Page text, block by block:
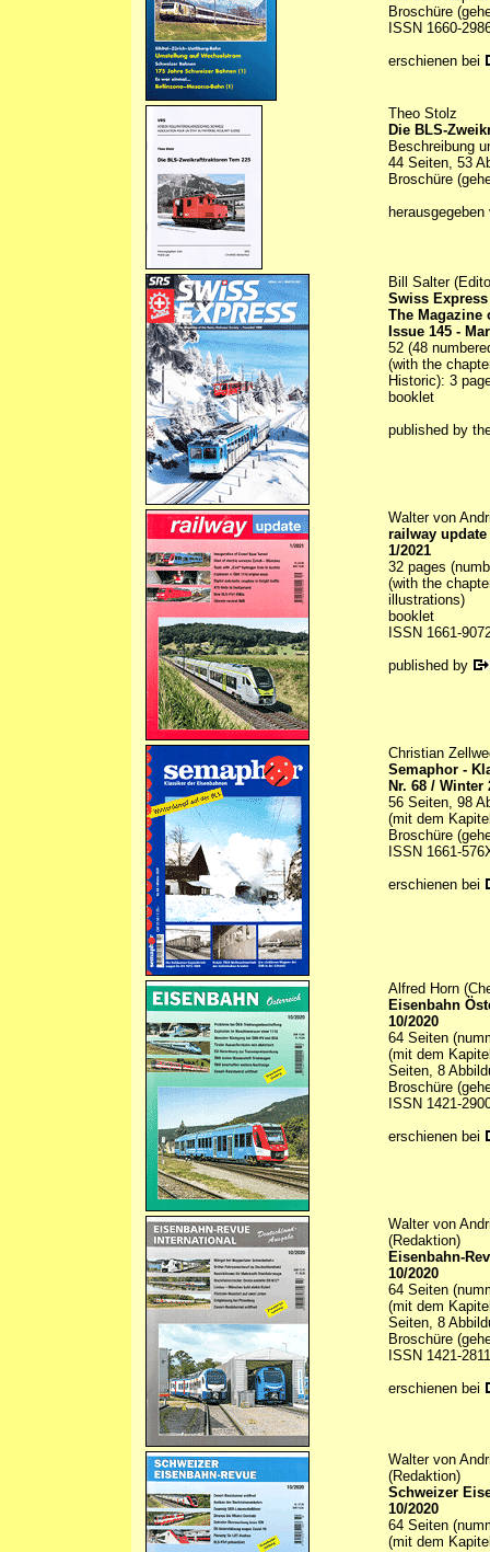
Broschüre
ISSN 1660-
erschienen bei
Theo Stolz
Die BLS-
Beschreibung
44 Seiten, 53
Broschüre
Bill Salter
Swiss Express
The Magazine
Issue 145 -
52 (48
(with the
Historic): 3
booklet
published by
Walter von
railway update
1/2021
32 pages
(with the
illustrations)
booklet
ISSN 1661-
published by
Christian
Semaphor -
Nr. 68 / Winter
56 Seiten, 98
(mit dem
Broschüre
ISSN 1661-
erschienen bei
Alfred Horn
Eisenbahn
10/2020
64 Seiten
(mit dem
Seiten, 8
Broschüre
ISSN 1421-
erschienen bei
Walter von
(Redaktion)
Eisenbahn-
10/2020
64 Seiten
(mit dem
Seiten, 8
Broschüre
ISSN 1421-2811
erschienen bei
Walter von
(Redaktion)
Schweizer
10/2020
64 Seiten
(mit dem